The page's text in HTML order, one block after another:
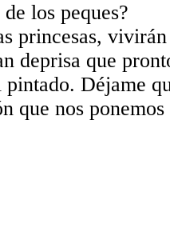
los peques?
princesas, vivirán
deprisa que
Déjame
que nos